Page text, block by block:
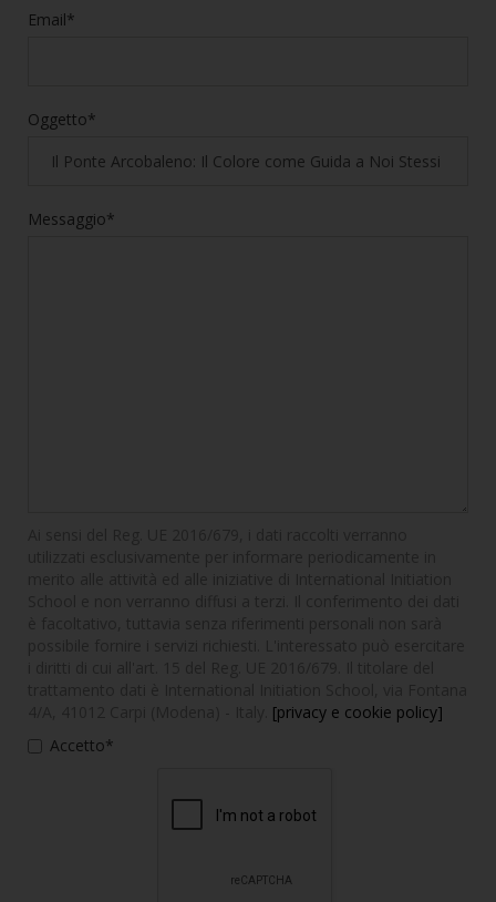
Email*
Oggetto*
Messaggio*
[privacy e cookie policy]
Accetto*